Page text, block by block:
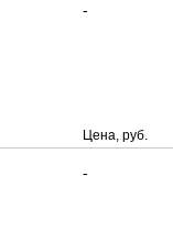
-
Цена, руб.
-